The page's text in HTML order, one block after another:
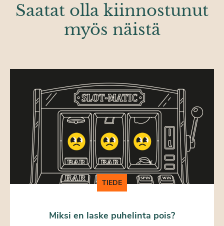
Saatat olla kiinnostunut
myös näistä
TIEDE
Miksi en laske puhelinta pois?